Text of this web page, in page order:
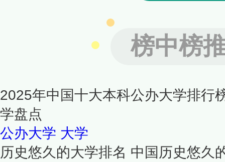
榜中榜
2025年中国十大本科公办大学排行
学盘点
公办大学 大学
历史悠久的大学排名 中国历史悠久